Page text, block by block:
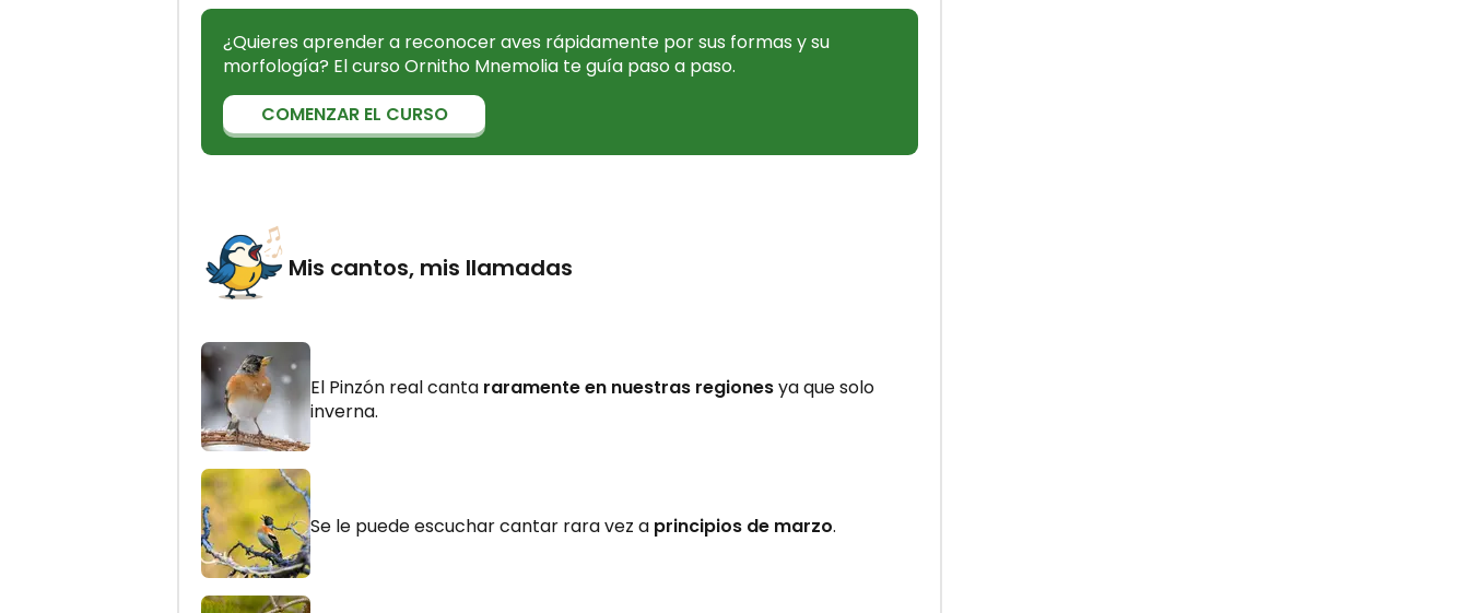
¿Quieres aprender a reconocer aves rápidamente por sus formas y su
morfología? El curso Ornitho Mnemolia te guía paso a paso.
COMENZAR EL CURSO
Mis cantos, mis llamadas
El Pinzón real canta raramente en nuestras regionesya que solo
inverna.
Se le puede escuchar cantar rara vez a principios de marzo.